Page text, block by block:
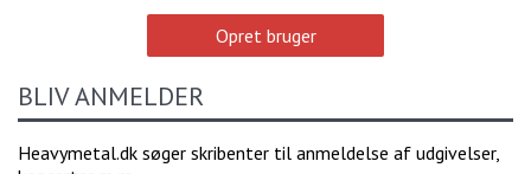
Opret bruger
BLIV ANMELDER
Heavymetal.dk søger skribenter til anmeldelse af udgivelser,